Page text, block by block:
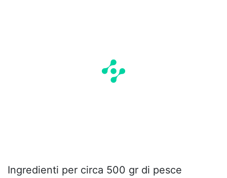
Ingredienti per circa 500 gr di pesce